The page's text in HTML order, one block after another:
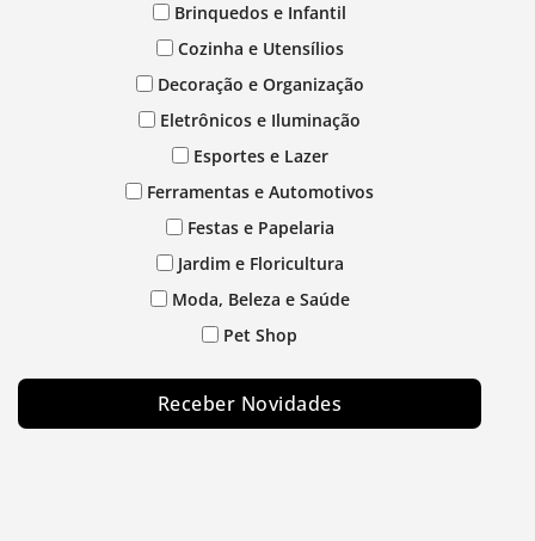
Brinquedos e Infantil
Cozinha e Utensílios
Decoração e Organização
Eletrônicos e Iluminação
Esportes e Lazer
Ferramentas e Automotivos
Festas e Papelaria
Jardim e Floricultura
Moda, Beleza e Saúde
Pet Shop
Receber Novidades